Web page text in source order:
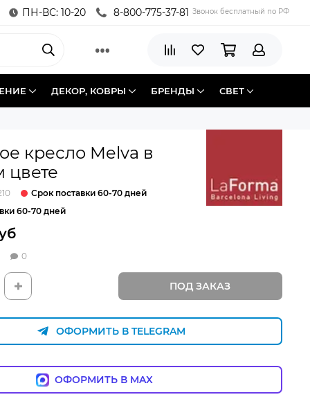
ПН-ВС: 10-20 8-800-775-37-81 Звонок бесплатный по РФ
ДЕКОР, КОВРЫ БРЕНДЫ СВЕТ
кресло Melva в
цвете
Срок поставки 60-70 дней
60-70 дней
0
ПОД ЗАКАЗ
ОФОРМИТЬ В TELEGRAM
ОФОРМИТЬ В MAX